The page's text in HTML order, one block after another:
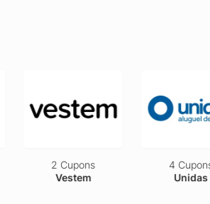
2 Cupons
Vestem
4 Cupons
Unidas